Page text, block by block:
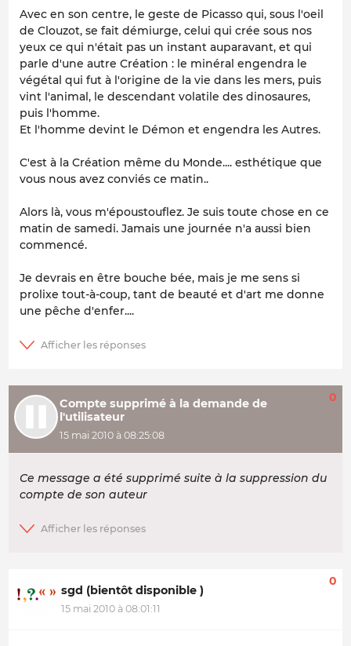
Avec en son centre, le geste de Picasso qui, sous l'oeil
de Clouzot, se fait démiurge, celui qui crée sous nos
yeux ce qui n'était pas un instant auparavant, et qui
parle d'une autre Création : le minéral engendra le
végétal qui fut à l'origine de la vie dans les mers, puis
vint l'animal, le descendant volatile des dinosaures,
puis l'homme.
Et l'homme devint le Démon et engendra les Autres.
C'est à la Création même du Monde.... esthétique que
vous nous avez conviés ce matin..
Alors là, vous m'époustouflez. Je suis toute chose en ce
matin de samedi. Jamais une journée n'a aussi bien
commencé.
Je devrais en être bouche bée, mais je me sens si
prolixe tout-à-coup, tant de beauté et d'art me donne
une pêche d'enfer....
Compte supprimé à la demande de
l'utilisateur
15 mai 2010 à 08:25:08
0
Ce message a été supprimé suite à la suppression du
compte de son auteur
sgd (bientôt disponible )
15 mai 2010 à 08:01:11
0